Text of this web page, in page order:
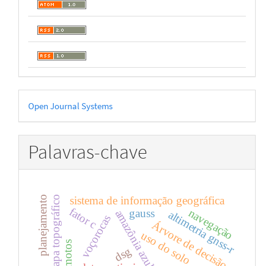
Desenvolvido
por
Open Journal Systems
Palavras-chave
amazônia azul
voçorocas uso do solo
sistema de informação geográfica
Árvore de decisão
mapa topográfico altimetria gnss-r
navegação
planejamento dsg
fator c gauss